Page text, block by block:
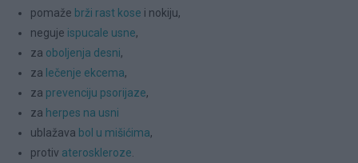
pomaže brži rast kose i nokiju,
neguje ispucale usne,
za oboljenja desni,
za lečenje ekcema,
za prevenciju psorijaze,
za herpes na usni
ublažava bol u mišićima,
protiv ateroskleroze